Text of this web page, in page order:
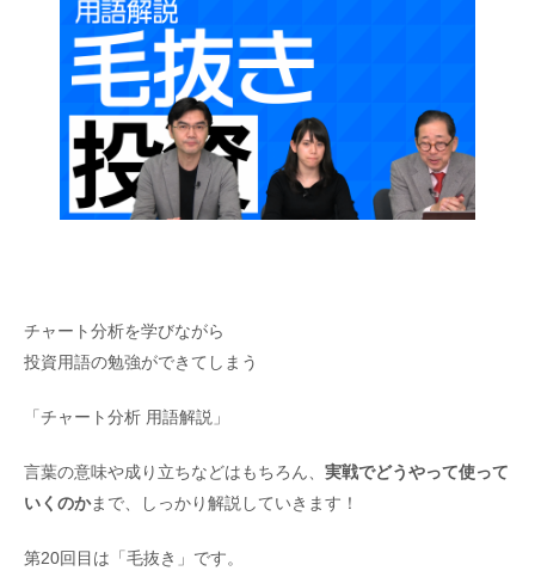
チャート分析を学びながら
投資用語の勉強ができてしまう
「チャート分析 用語解説」
言葉の意味や成り立ちなどはもちろん、 実戦でどうやって使って
いくのかまで、しっかり解説していきます！
第20回目は「毛抜き」です。